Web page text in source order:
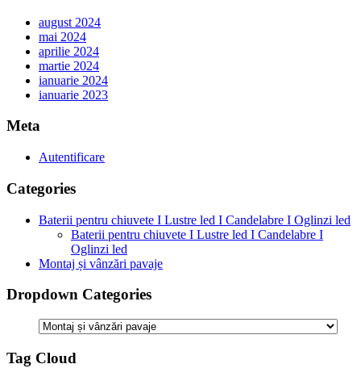
august 2024
mai 2024
aprilie 2024
martie 2024
ianuarie 2024
ianuarie 2023
Meta
Autentificare
Categories
Baterii pentru chiuvete I Lustre led I Candelabre I Oglinzi led
Baterii pentru chiuvete I Lustre led I Candelabre I
Oglinzi led
Montaj și vânzări pavaje
Dropdown Categories
Tag Cloud